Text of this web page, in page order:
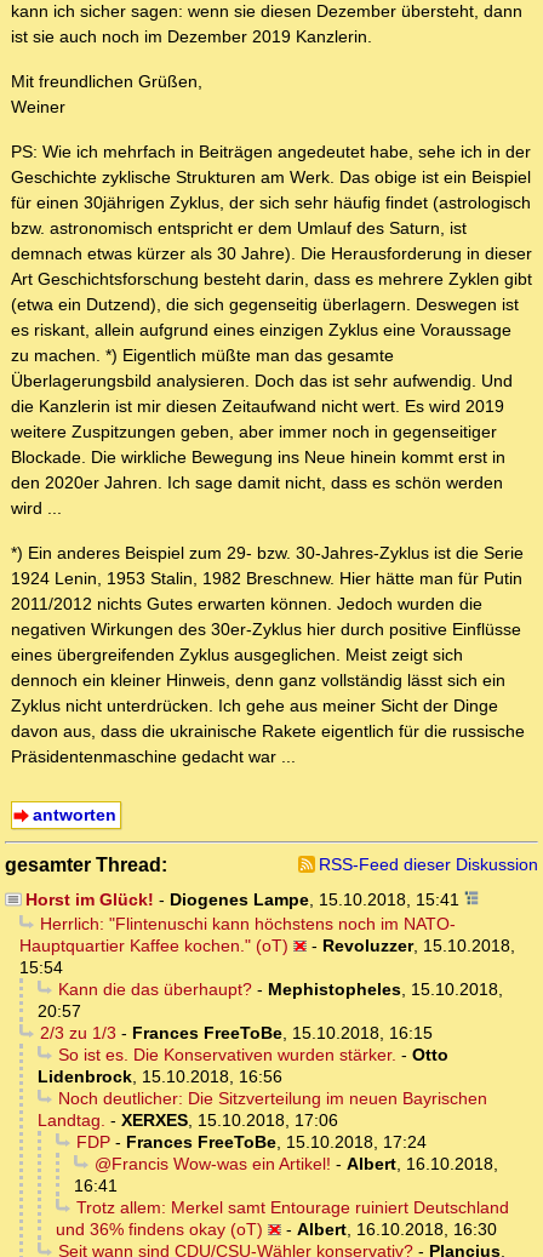
kann ich sicher sagen: wenn sie diesen Dezember übersteht, dann
ist sie auch noch im Dezember 2019 Kanzlerin.
Mit freundlichen Grüßen,
Weiner
PS: Wie ich mehrfach in Beiträgen angedeutet habe, sehe ich in der
Geschichte zyklische Strukturen am Werk. Das obige ist ein Beispiel
für einen 30jährigen Zyklus, der sich sehr häufig findet (astrologisch
bzw. astronomisch entspricht er dem Umlauf des Saturn, ist
demnach etwas kürzer als 30 Jahre). Die Herausforderung in dieser
Art Geschichtsforschung besteht darin, dass es mehrere Zyklen gibt
(etwa ein Dutzend), die sich gegenseitig überlagern. Deswegen ist
es riskant, allein aufgrund eines einzigen Zyklus eine Voraussage
zu machen. *) Eigentlich müßte man das gesamte
Überlagerungsbild analysieren. Doch das ist sehr aufwendig. Und
die Kanzlerin ist mir diesen Zeitaufwand nicht wert. Es wird 2019
weitere Zuspitzungen geben, aber immer noch in gegenseitiger
Blockade. Die wirkliche Bewegung ins Neue hinein kommt erst in
den 2020er Jahren. Ich sage damit nicht, dass es schön werden
wird ...
*) Ein anderes Beispiel zum 29- bzw. 30-Jahres-Zyklus ist die Serie
1924 Lenin, 1953 Stalin, 1982 Breschnew. Hier hätte man für Putin
2011/2012 nichts Gutes erwarten können. Jedoch wurden die
negativen Wirkungen des 30er-Zyklus hier durch positive Einflüsse
eines übergreifenden Zyklus ausgeglichen. Meist zeigt sich
dennoch ein kleiner Hinweis, denn ganz vollständig lässt sich ein
Zyklus nicht unterdrücken. Ich gehe aus meiner Sicht der Dinge
davon aus, dass die ukrainische Rakete eigentlich für die russische
Präsidentenmaschine gedacht war ...
antworten
gesamter Thread:
RSS-Feed dieser Diskussion
Horst im Glück! - Diogenes Lampe, 15.10.2018, 15:41
Herrlich: "Flintenuschi kann höchstens noch im NATO-
Hauptquartier Kaffee kochen." (oT)
- Revoluzzer, 15.10.2018,
15:54
Kann die das überhaupt?- Mephistopheles, 15.10.2018,
20:57
2/3 zu 1/3 - Frances FreeToBe, 15.10.2018, 16:15
So ist es. Die Konservativen wurden stärker. - Otto
Lidenbrock, 15.10.2018, 16:56
Noch deutlicher: Die Sitzverteilung im neuen Bayrischen
Landtag. - XERXES, 15.10.2018, 17:06
FDP- Frances FreeToBe, 15.10.2018, 17:24
@Francis Wow-was ein Artikel! - Albert, 16.10.2018,
16:41
Trotz allem: Merkel samt Entourage ruiniert Deutschland
und 36% findens okay (oT)
- Albert, 16.10.2018, 16:30
Seit wann sind CDU/CSU-Wähler konservativ?- Plancius,